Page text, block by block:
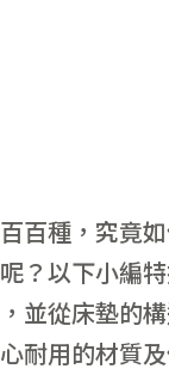
百種，究竟
？以下小編
並從床墊的
耐用的材質